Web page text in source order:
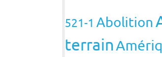
521-1 Abolition
terrain